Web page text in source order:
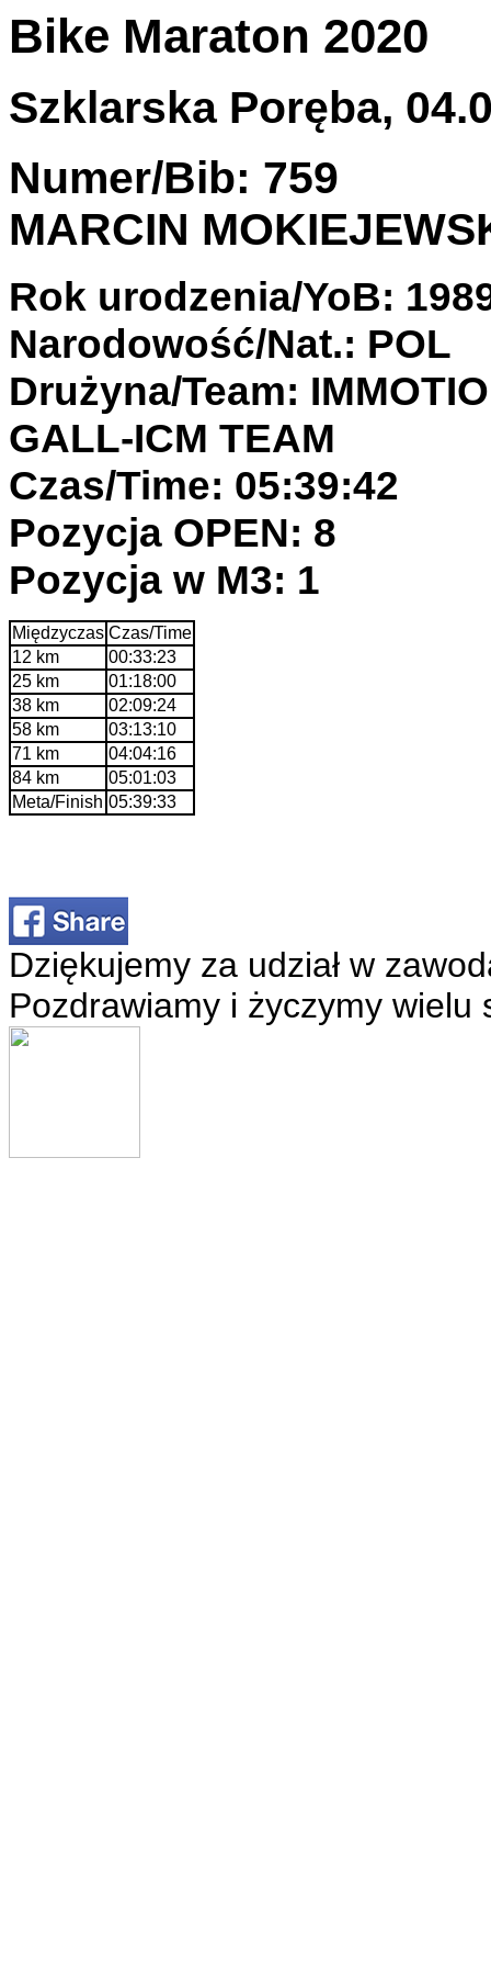
Bike Maraton 2020
Szklarska Poręba,
Numer/Bib: 759
MARCIN
Rok urodzenia/YoB:
Narodowość/Nat.: POL
Drużyna/Team:
GALL-ICM TEAM
Czas/Time: 05:39:42
Pozycja OPEN: 8
Pozycja w M3: 1
Międzyczas Czas/Time
12 km
00:33:23
25 km
01:18:00
38 km
02:09:24
58 km
03:13:10
71 km
04:04:16
84 km
05:01:03
Meta/Finish 05:39:33
Dziękujemy za udział w
Pozdrawiamy i życzymy wielu